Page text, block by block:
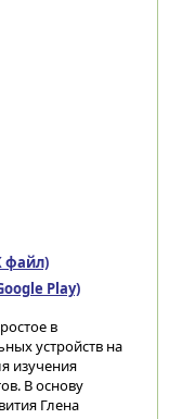
файл)
Play)
в
устройств на
изучения
В основу
Глена